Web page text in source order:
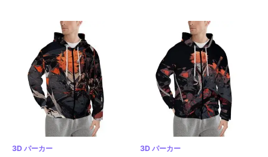
3D パーカー 3D パーカー